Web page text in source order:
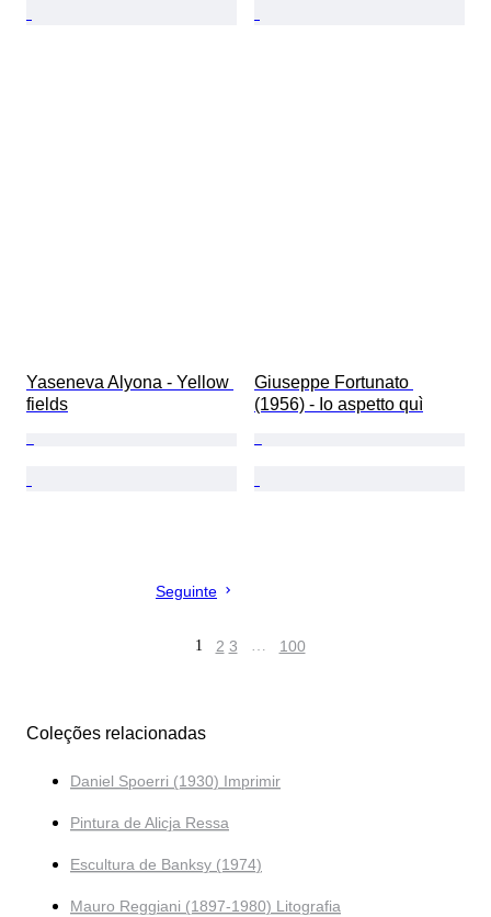
Yaseneva Alyona - Yellow
fields
Giuseppe Fortunato
(1956) - Io aspetto quì
Seguinte
1 2 3 … 100
Coleções relacionadas
Daniel Spoerri (1930) Imprimir
Pintura de Alicja Ressa
Escultura de Banksy (1974)
Mauro Reggiani (1897-1980) Litografia